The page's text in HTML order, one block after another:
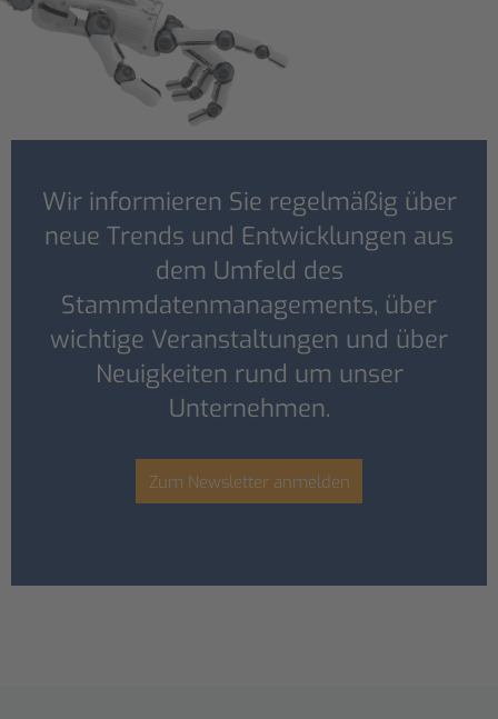
Wir informieren Sie regelmäßig über
neue Trends und Entwicklungen aus
dem Umfeld des
Stammdatenmanagements, über
wichtige Veranstaltungen und über
Neuigkeiten rund um unser
Unternehmen.
Zum Newsletter anmelden